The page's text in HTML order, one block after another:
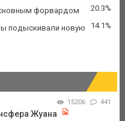
форвардом 20.3%
подыскивали новую
14.1%
15206 441
Жуана